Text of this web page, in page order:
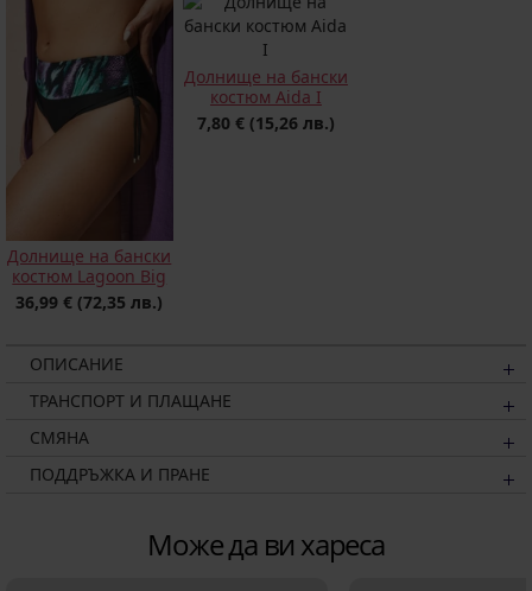
Долнище на бански
костюм Lagoon Big
36,99 € (72,35 лв.)
Долнище на бански
костюм Aida I
7,80 € (15,26 лв.)
ОПИСАНИЕ
ТРАНСПОРТ И ПЛАЩАНЕ
СМЯНА
ПОДДРЪЖКА И ПРАНЕ
Може да ви хареса